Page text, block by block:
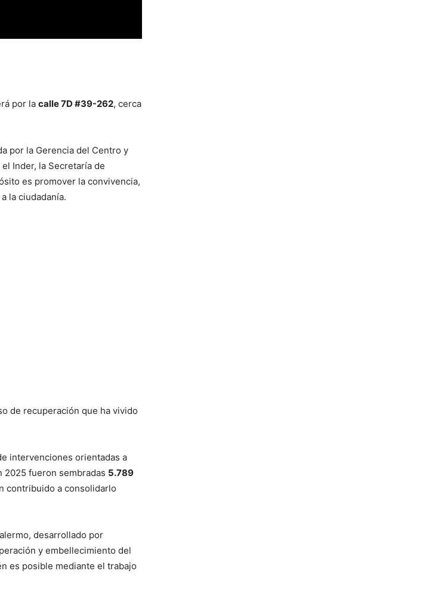
por la calle 7D #39-262, cerca
por la Gerencia del Centro y
Inder, la Secretaría de
es promover la convivencia,
la ciudadanía.
de recuperación que ha vivido
intervenciones orientadas a
fueron sembradas 5.789
contribuido a consolidarlo
desarrollado por
y embellecimiento del
es posible mediante el trabajo